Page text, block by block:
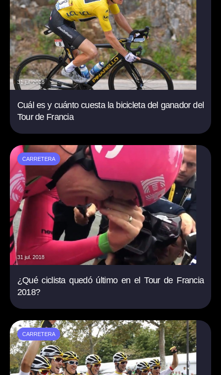
31 jul. 2018
Cuál es y cuánto cuesta la bicicleta del ganador del
Tour de Francia
CARRETERA
31 jul. 2018
¿Qué ciclista quedó último en el Tour de Francia
2018?
CARRETERA